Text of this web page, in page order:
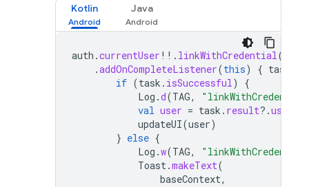
Kotlin Java
auth .currentUser !! . linkWithCredential(
.addOnCompleteListener(this) { task
if (task . isSuccessful)
{
Log .d(TAG,
val user = task . result?.user
updateUI(user)
} else {
Log .w(TAG,
Toast.makeText(
baseContext,